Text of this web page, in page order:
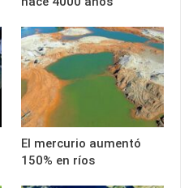
El mercurio aumentó
150% en ríos